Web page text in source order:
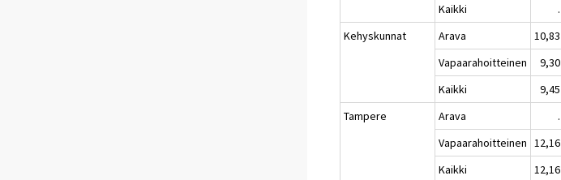
Kaikki
.
Kehyskunnat
Arava 10,83
Vapaarahoitteinen
9,30
Kaikki
9,45
Tampere
Arava .
Vapaarahoitteinen 12,16
Kaikki
12,16